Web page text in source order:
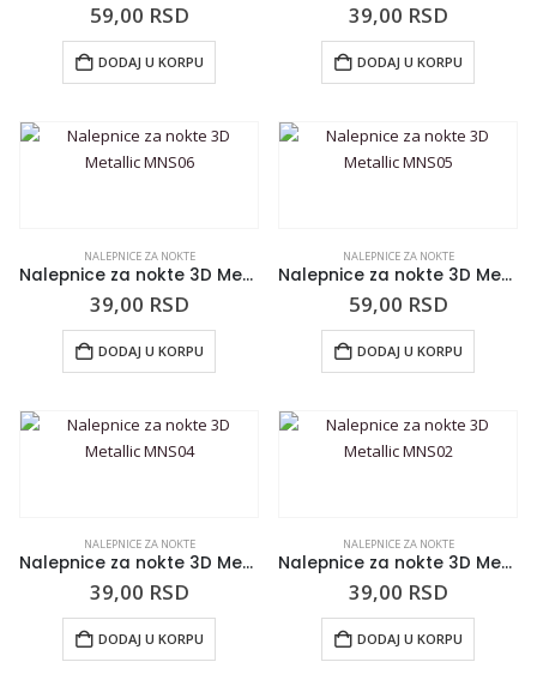
59,00 RSD
DODAJ U KORPU
39,00 RSD
DODAJ U KORPU
NALEPNICE ZA NOKTE
Nalepnice za nokte 3D Metallic MNS06
39,00 RSD
DODAJ U KORPU
NALEPNICE ZA NOKTE
Nalepnice za nokte 3D Metallic MNS05
59,00 RSD
DODAJ U KORPU
NALEPNICE ZA NOKTE
Nalepnice za nokte 3D Metallic MNS04
39,00 RSD
DODAJ U KORPU
NALEPNICE ZA NOKTE
Nalepnice za nokte 3D Metallic MNS02
39,00 RSD
DODAJ U KORPU